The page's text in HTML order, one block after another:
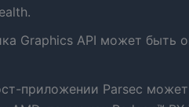
Graphics API может быть
приложении Parsec